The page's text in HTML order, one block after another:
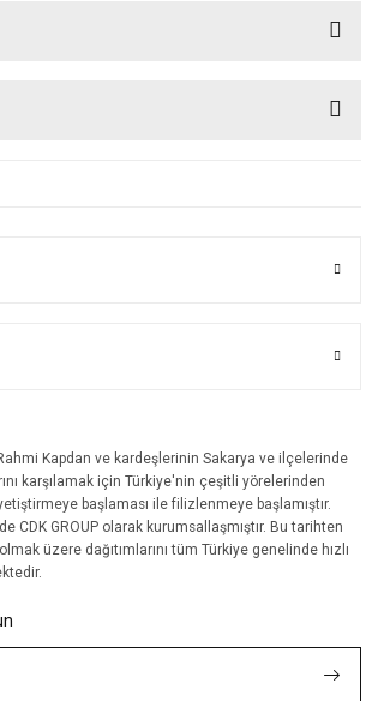
bulunuyor.
alternatifler olmalı.
Rahmi Kapdan ve kardeşlerinin Sakarya ve ilçelerinde
karşılamak için Türkiye'nin çeşitli yörelerinden
başlaması ile filizlenmeye başlamıştır.
CDK GROUP olarak kurumsallaşmıştır. Bu tarihten
üzere dağıtımlarını tüm Türkiye genelinde hızlı